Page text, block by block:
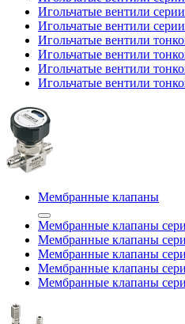
Игольчатые вентили
Игольчатые вентили
Игольчатые вентили
Игольчатые вентили
Игольчатые вентили
Игольчатые вентили
Мембранные клапаны
Мембранные клапаны
Мембранные клапаны
Мембранные клапаны
Мембранные клапаны
Мембранные клапаны